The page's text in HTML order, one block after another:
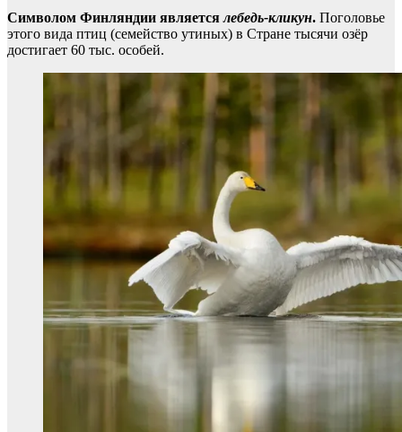
Символом Финляндии является лебедь-кликун. Поголовье
этого вида птиц (семейство утиных) в Стране тысячи озёр
достигает 60 тыс. особей.